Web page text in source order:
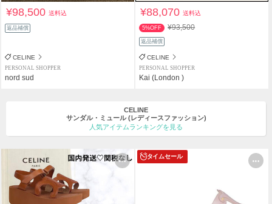
¥98,500送料込
返品補償
CELINE
PERSONAL SHOPPER
nord sud
¥88,070送料込
5%OFF ¥93,500
返品補償
CELINE
PERSONAL SHOPPER
Kai (London )
CELINE
サンダル・ミュール (レディースファッション)
人気アイテムランキングを見る
タイムセール